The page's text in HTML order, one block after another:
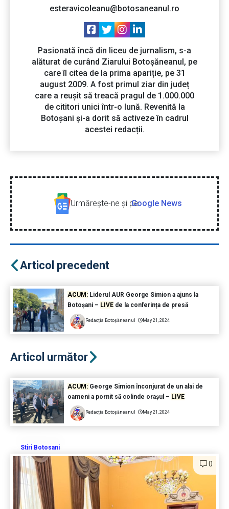
esteravicoleanu@botosaneanul.ro
Pasionată încă din liceu de jurnalism, s-a
alăturat de curând Ziarului Botoșăneanul, pe
care îl citea de la prima apariție, pe 31
august 2009. A fost primul ziar din județ
care a reușit să treacă pragul de 1.000.000
de cititori unici într-o lună. Revenită la
Botoșani și-a dorit să activeze în cadrul
acestei redacții.
Urmăreşte-ne şi peGoogle News
Articol precedent
ACUM:Liderul AUR George Simion a ajuns la
Botoșani – LIVEde la conferința de presă
Redacția Botoșăneanul May 21, 2024
Articol următor
ACUM: George Simion înconjurat de un alai de
oameni a pornit să colinde orașul – LIVE
Redacția Botoșăneanul May 21, 2024
Stiri Botosani
0